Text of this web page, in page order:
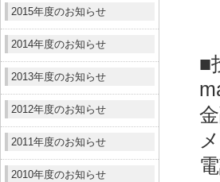
2015年度のお知らせ
2014年度のお知らせ
2013年度のお知らせ
2012年度のお知らせ
2011年度のお知らせ
2010年度のお知らせ
■